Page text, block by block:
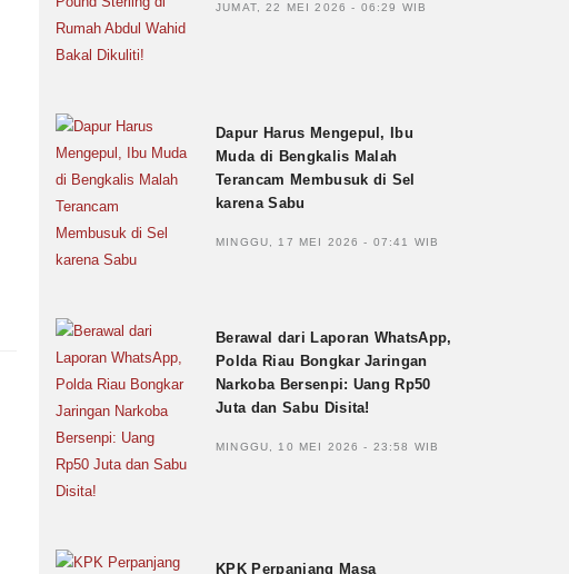
JUMAT, 22 MEI 2026 - 06:29 WIB
Dapur Harus Mengepul, Ibu
Muda di Bengkalis Malah
Terancam Membusuk di Sel
karena Sabu
MINGGU, 17 MEI 2026 - 07:41 WIB
Berawal dari Laporan WhatsApp,
Polda Riau Bongkar Jaringan
Narkoba Bersenpi: Uang Rp50
Juta dan Sabu Disita!
MINGGU, 10 MEI 2026 - 23:58 WIB
KPK Perpanjang Masa